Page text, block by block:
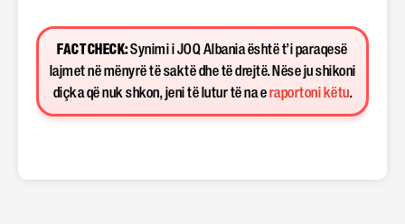
FACT CHECK:Synimi i JOQ Albania është t’i paraqesë
lajmet në mënyrë të saktë dhe të drejtë. Nëse ju shikoni
diçka që nuk shkon, jeni të lutur të na e raportoni këtu.